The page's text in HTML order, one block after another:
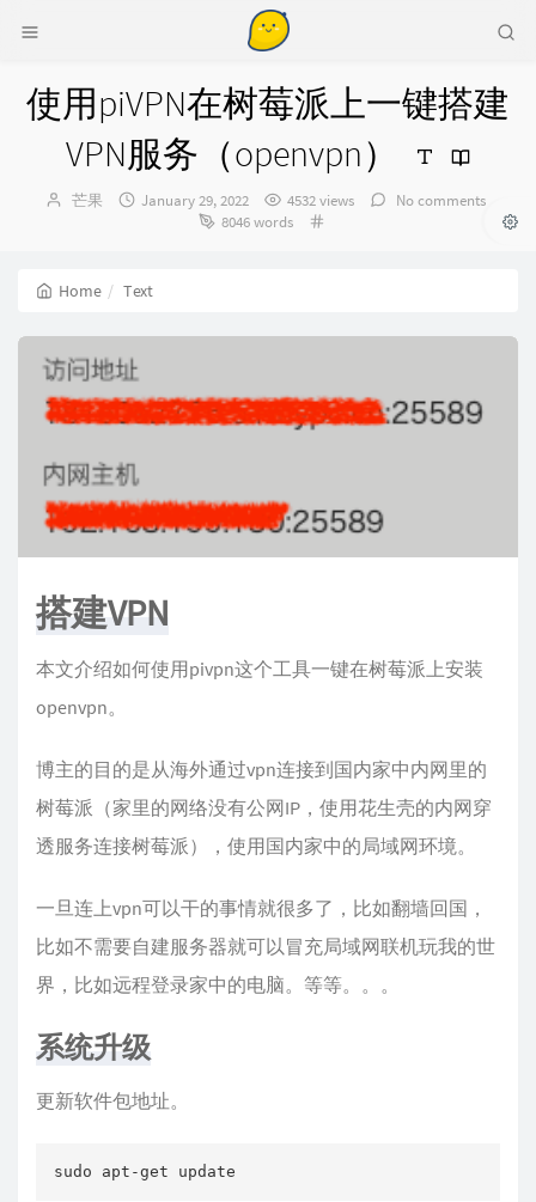
使用piVPN在树莓派上一键搭建
VPN服务（openvpn）
Author：
芒果
发
January 29, 2022 4532 views
No comments
8046 words
Home Text
搭建VPN
本文介绍如何使用pivpn这个工具一键在树莓派上安装
openvpn。
博主的目的是从海外通过vpn连接到国内家中内网里的
树莓派（家里的网络没有公网IP，使用花生壳的内网穿
透服务连接树莓派），使用国内家中的局域网环境。
一旦连上vpn可以干的事情就很多了，比如翻墙回国，
比如不需要自建服务器就可以冒充局域网联机玩我的世
界，比如远程登录家中的电脑。等等。。。
系统升级
更新软件包地址。
sudo apt-get update